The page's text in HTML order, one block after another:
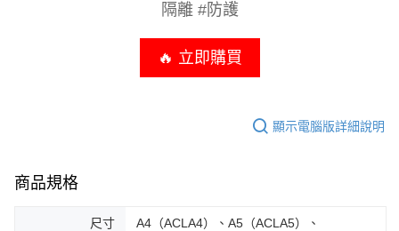
隔離 #防護
🔥 立即購買
顯示電腦版詳細說明
商品規格
尺寸
A4（ACLA4）、A5（ACLA5）、